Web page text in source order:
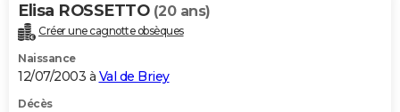
Elisa ROSSETTO (20 ans)
Créer une cagnotte obsèques
Naissance
12/07/2003 à Val de Briey
Décès